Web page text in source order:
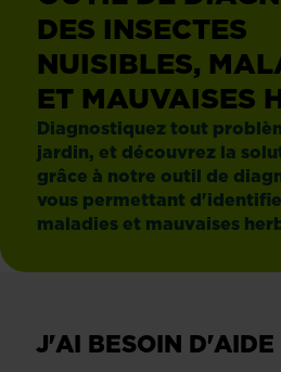
DES INSECTES
NUISIBLES,
ET MAUVAISES
Diagnostiquez tout
jardin, et découvrez la
grâce à notre outil de
vous permettant
maladies et mauvaises
J'AI BESOIN D'AIDE